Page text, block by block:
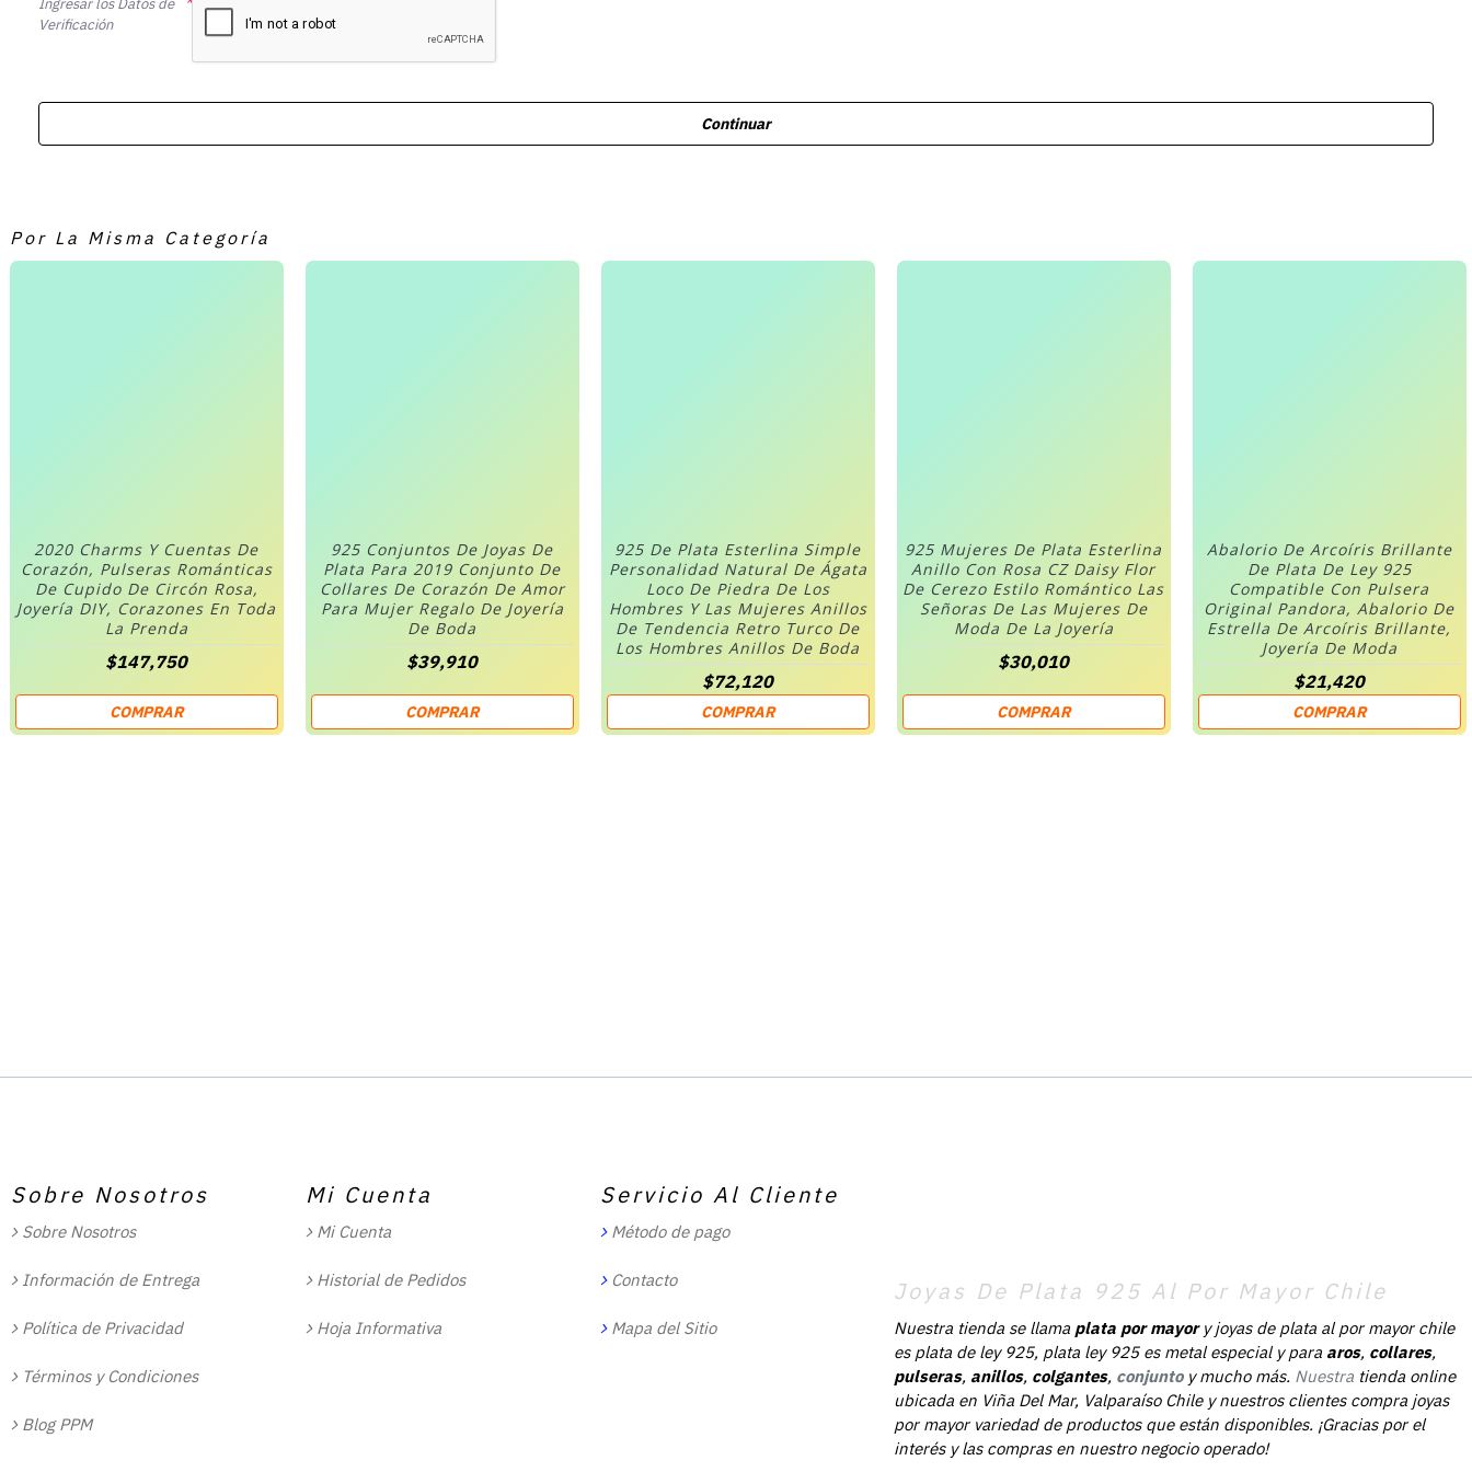
Ingresar los Datos de
Verificación
Continuar
Por La Misma Categoría
2020 Charms Y Cuentas De
Corazón, Pulseras Románticas
De Cupido De Circón Rosa,
Joyería DIY, Corazones En Toda
La Prenda
$147,750
COMPRAR
925 Conjuntos De Joyas De
Plata Para 2019 Conjunto De
Collares De Corazón De Amor
Para Mujer Regalo De Joyería
De Boda
$39,910
COMPRAR
925 De Plata Esterlina Simple
Personalidad Natural De Ágata
Loco De Piedra De Los
Hombres Y Las Mujeres Anillos
De Tendencia Retro Turco De
Los Hombres Anillos De Boda
$72,120
COMPRAR
925 Mujeres De Plata Esterlina
Anillo Con Rosa CZ Daisy Flor
De Cerezo Estilo Romántico Las
Señoras De Las Mujeres De
Moda De La Joyería
$30,010
COMPRAR
Abalorio De Arcoíris Brillante
De Plata De Ley 925
Compatible Con Pulsera
Original Pandora, Abalorio De
Estrella De Arcoíris Brillante,
Joyería De Moda
$21,420
COMPRAR
Sobre Nosotros
Sobre Nosotros
Información de Entrega
Política de Privacidad
Términos y Condiciones
Blog PPM
Mi Cuenta
Mi Cuenta
Historial de Pedidos
Hoja Informativa
Servicio Al Cliente
Método de pago
Contacto
Mapa del Sitio
Joyas De Plata 925 Al Por Mayor Chile
Nuestra tienda se llama plata por mayory joyas de plata al por mayor chile
es plata de ley 925, plata ley 925 es metal especial y para aros, collares,
pulseras, anillos, colgantes, conjunto y mucho más. Nuestra tienda online
ubicada en Viña Del Mar, Valparaíso Chile y nuestros clientes compra joyas
por mayor variedad de productos que están disponibles. ¡Gracias por el
interés y las compras en nuestro negocio operado!